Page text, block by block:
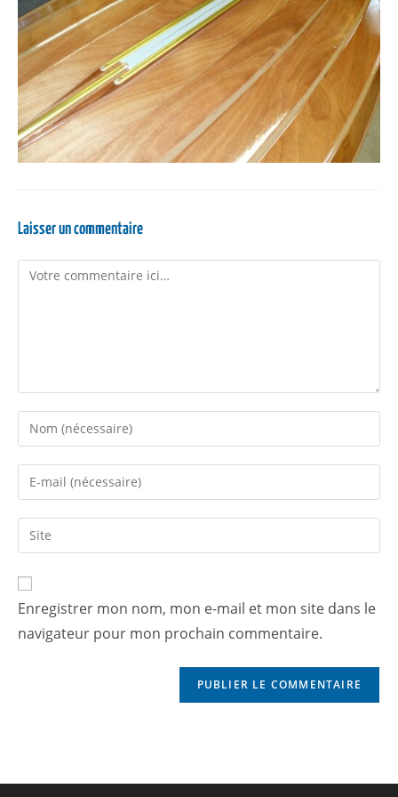
Laisser un commentaire
Enregistrer mon nom, mon e-mail et mon site dans le
navigateur pour mon prochain commentaire.